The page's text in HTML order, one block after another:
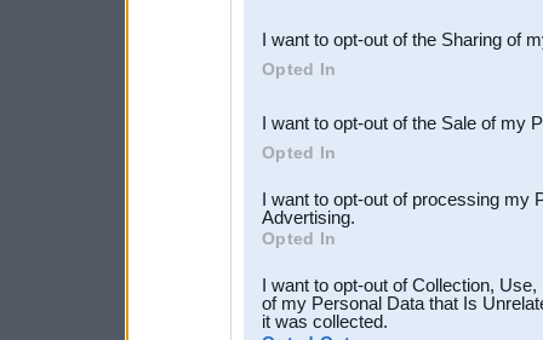
Downstream Participants
third parties.
I want to opt-out of the Sharing of
Opted In
I want to opt-out of the Sale of my
Opted In
I want to opt-out of processing my
Advertising.
Opted In
I want to opt-out of Collection,
of my Personal Data that Is
it was collected.